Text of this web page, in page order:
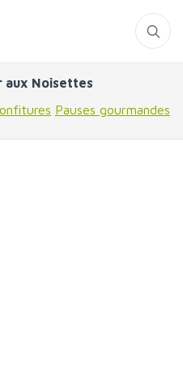
aux Noisettes
Pauses gourmandes